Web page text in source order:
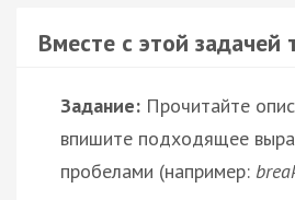
Вместе с этой
Задание: Прочитайте
впишите подходящее
пробелами (например: